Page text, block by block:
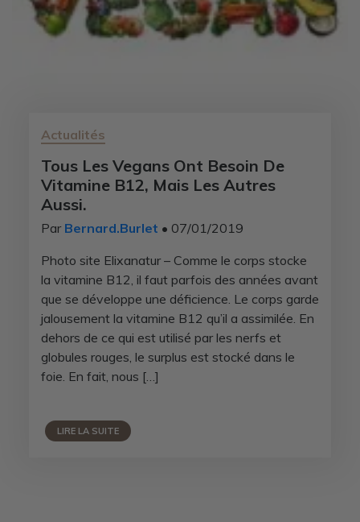
Actualités
Tous Les Vegans Ont Besoin De
Vitamine B12, Mais Les Autres
Aussi.
Par Bernard.Burlet • 07/01/2019
Photo site Elixanatur – Comme le corps stocke
la vitamine B12, il faut parfois des années avant
que se développe une déficience. Le corps garde
jalousement la vitamine B12 qu’il a assimilée. En
dehors de ce qui est utilisé par les nerfs et
globules rouges, le surplus est stocké dans le
foie. En fait, nous […]
LIRE LA SUITE